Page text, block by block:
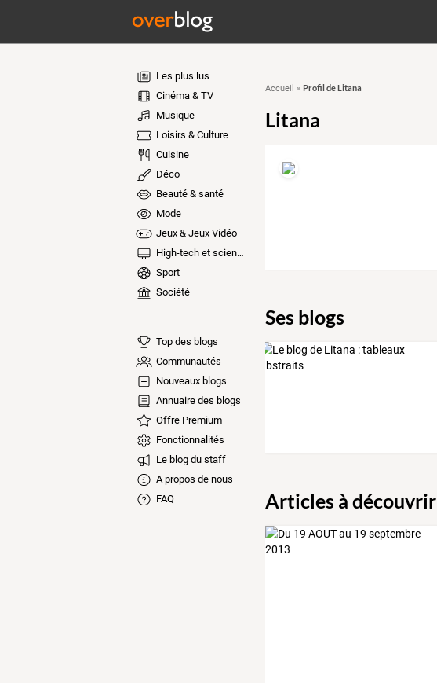
Les plus lus
Cinéma & TV
Musique
Loisirs & Culture
Cuisine
Déco
Beauté & santé
Mode
Jeux & Jeux Vidéo
High-tech et sciences
Sport
Société
Top des blogs
Communautés
Nouveaux blogs
Annuaire des blogs
Offre Premium
Fonctionnalités
Le blog du staff
A propos de nous
FAQ
Accueil » Profil de Litana
Litana
Ses blogs
Articles à découvrir